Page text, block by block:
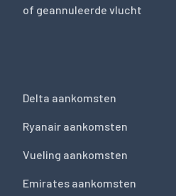
of geannuleerde vlucht
Delta aankomsten
Ryanair aankomsten
Vueling aankomsten
Emirates aankomsten